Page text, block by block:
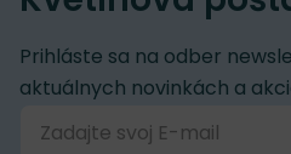
Prihláste sa na odber
aktuálnych novinkách a